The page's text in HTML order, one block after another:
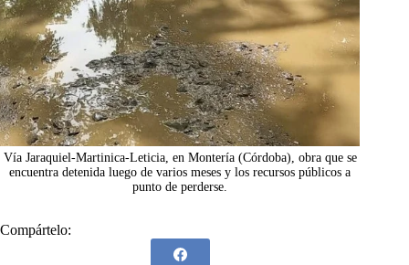
Vía Jaraquiel-Martinica-Leticia, en Montería (Córdoba), obra que se
encuentra detenida luego de varios meses y los recursos públicos a
punto de perderse.
Compártelo: